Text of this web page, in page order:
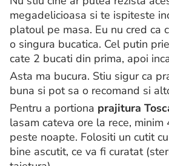
megadelicioasa si te ispiteste
platoul pe masa. Eu nu cred ca
o singura bucatica. Cel putin
cate 2 bucati din prima, apoi
Asta ma bucura. Stiu sigur ca
buna si pot sa o recomand si
Pentru a portiona prajitura
lasam cateva ore la rece,
peste noapte. Folositi un cutit
bine ascutit, ce va fi curatat